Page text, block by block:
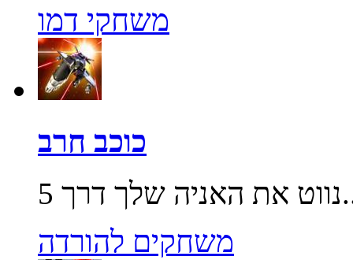
משחקי דמו
כוכב חרב
5...
משחקים להורדה